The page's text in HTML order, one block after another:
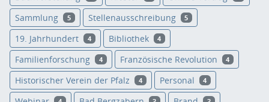
Sammlung 5 Stellenausschreibung 5
19. Jahrhundert 4 Bibliothek 4
Familienforschung 4 Französische Revolution 4
Historischer Verein der Pfalz 4 Personal 4